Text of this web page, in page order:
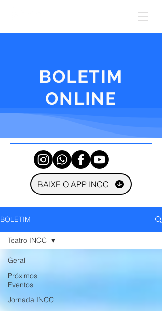
BOLETIM
ONLINE
BAIXE O APP INCC
BOLETIM
Geral
Próximos
Eventos
Jornada INCC
Teatro INCC